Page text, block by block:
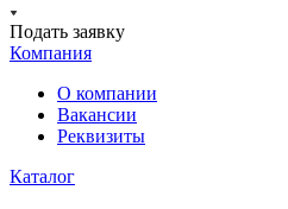
Подать заявку
Компания
О компании
Вакансии
Реквизиты
Каталог